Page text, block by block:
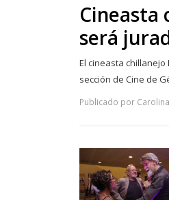
Cineasta
será
El cineasta
sección de Cine de
Publicado por